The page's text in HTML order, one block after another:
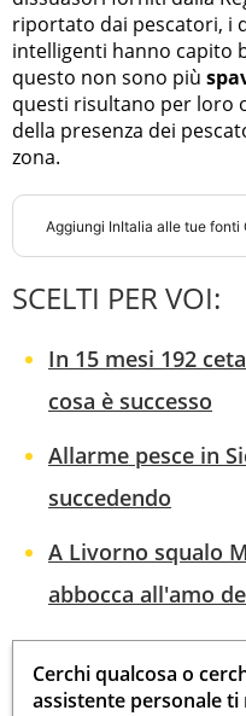
riportato dai pescatori, i
intelligenti hanno capito
questo non sono più
questi risultano per loro
della presenza dei
zona.
Aggiungi InItalia alle tue fonti
SCELTI PER VOI:
In 15 mesi 192
cosa è successo
Allarme pesce in
succedendo
A Livorno squalo
abbocca all'amo
Cerchi qualcosa o
assistente personale